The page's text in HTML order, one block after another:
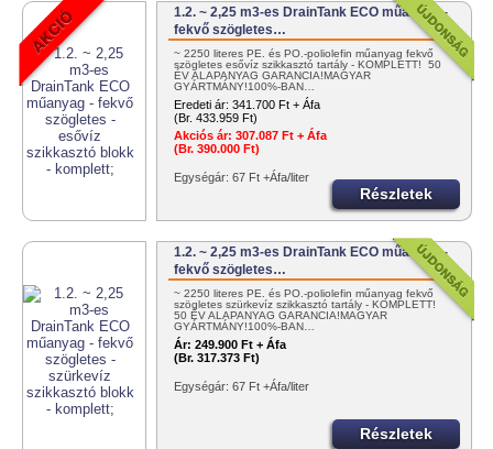
1.2. ~ 2,25 m3-es DrainTank ECO műanyag -
fekvő szögletes…
~ 2250 literes PE. és PO.-poliolefin műanyag fekvő
szögletes esővíz szikkasztó tartály - KOMPLETT! 50
ÉV ALAPANYAG GARANCIA!MAGYAR
GYÁRTMÁNY!100%-BAN…
Eredeti ár: 341.700 Ft + Áfa
(Br. 433.959 Ft)
Akciós ár: 307.087 Ft + Áfa
(Br. 390.000 Ft)
Egységár: 67 Ft +Áfa/liter
Részletek
1.2. ~ 2,25 m3-es DrainTank ECO műanyag -
fekvő szögletes…
~ 2250 literes PE. és PO.-poliolefin műanyag fekvő
szögletes szürkevíz szikkasztó tartály - KOMPLETT!
50 ÉV ALAPANYAG GARANCIA!MAGYAR
GYÁRTMÁNY!100%-BAN…
Ár: 249.900 Ft + Áfa
(Br. 317.373 Ft)
Egységár: 67 Ft +Áfa/liter
Részletek